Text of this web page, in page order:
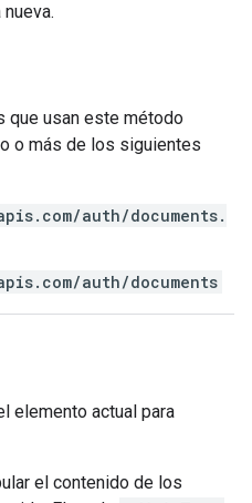
que usan este método
o más de los siguientes
auth/documents.
auth/documents
elemento actual para
el contenido de los